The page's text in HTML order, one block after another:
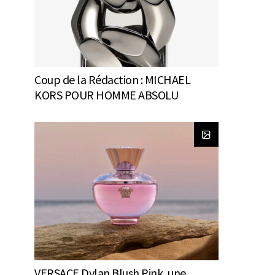
Coup de la Rédaction : MICHAEL
KORS POUR HOMME ABSOLU